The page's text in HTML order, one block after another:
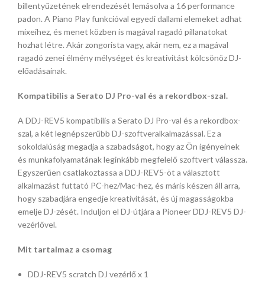
billentyűzetének elrendezését lemásolva a 16 performance
padon. A Piano Play funkcióval egyedi dallami elemeket adhat
mixeihez, és menet közben is magával ragadó pillanatokat
hozhat létre. Akár zongorista vagy, akár nem, ez a magával
ragadó zenei élmény mélységet és kreativitást kölcsönöz DJ-
előadásainak.
Kompatibilis a Serato DJ Pro-val és a rekordbox-szal.
A DDJ-REV5 kompatibilis a Serato DJ Pro-val és a rekordbox-
szal, a két legnépszerűbb DJ-szoftveralkalmazással. Ez a
sokoldalúság megadja a szabadságot, hogy az Ön igényeinek
és munkafolyamatának leginkább megfelelő szoftvert válassza.
Egyszerűen csatlakoztassa a DDJ-REV5-öt a választott
alkalmazást futtató PC-hez/Mac-hez, és máris készen áll arra,
hogy szabadjára engedje kreativitását, és új magasságokba
emelje DJ-zését. Induljon el DJ-útjára a Pioneer DDJ-REV5 DJ-
vezérlővel.
Mit tartalmaz a csomag
DDJ-REV5 scratch DJ vezérlő x 1